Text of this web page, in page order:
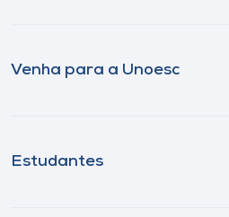
Venha para a Unoesc
Estudantes